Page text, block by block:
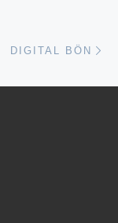
DIGITAL BÖN